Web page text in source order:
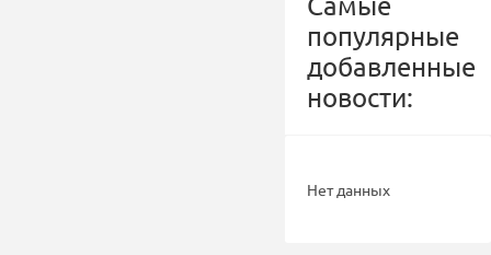
популярные
добавленные
новости:
Нет данных